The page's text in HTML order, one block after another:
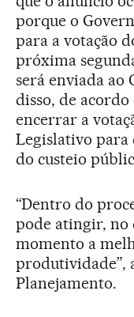
porque o
para a votação
próxima
será enviada ao
disso, de acordo
encerrar a
Legislativo para
do custeio
“Dentro do
pode atingir, no
momento a
produtividade”,
Planejamento.